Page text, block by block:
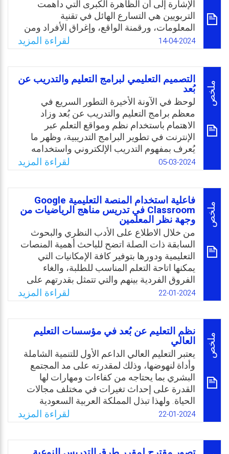
المعلم؟ وتساعد على إرساء اسس للتفكير
الابداعي لدى المتعلم؟
WhatsApp
Facebook
Twitter
Email
الإشارة إلى أن الظاهرة الكبرى التي داهمت
التربويين هي التسارع الهائل في تقنية
المعلومات، ورقمنة الواقع، وإغراق الأفراد ومن
بينهم الطلبة بالتفاصيل الرقمية، وهنا ظهرت
مشكلة البعض الذين تأخروا عن قطار التربية
الرقمية، مشككين بدورها وأهميتها، متغافلين أن
الواقع يفرض أدواته الجديدة والتي لا بد من
امتلاكها لمواكبة تغييرات الحياة الجديدة. وظهرت
الفجوة الحاصلة بين مستوى الطلبة ومعلميهم
بالتعاطي الفعّال مع الحياة الرقمية، بالإضافة
لظهور مشكلة رفض بعض الأكاديميين مواكبة
التطور وتمسكهم بالطرق التقليدية. وجاءت هذه
الدراسة لمعرفة أثر التربية الرقمية على التعليم
الجامعي، معوقاته، وأهمية التربية الرقمية في
العملية التربوية.
WhatsApp
Facebook
Twitter
Email
14-04-2024 لقراءة المزيد
ملخص
التصميم التعليمي لبرامج التعليم والتدريب عن
بُعد
لوحظ في الآونة الأخيرة التطور السريع في
معظم برامج التعليم والتدريب عن بُعد وزاد
الاهتمام باستخدام نظم ومواقع التعلم عبر
الإنترنت في تطوير البرامج التدريبية، وظهر ما
يُعرف بمفهوم التدريب الإلكتروني واستخدامه
للحد من الفروق الاجتماعية والثقافية وتخطي
قيود الزمان والمكان والتكلفة المادية؛ ومن هنا
جاء الاهتمام بمجال التصميم التعليمي في كافة
البرامج التدريبية والتعليمية عن بُعد، حيث
ستتناول هذه الورقة مفهوم وأهمية التصميم
التعليمي لبرامج التعليم والتدريب عن بُعد،
وخصائص وخطوات التصميم التعليمي في برامج
التدريب والتعليم عن بُعد، ومبادئ التصميم
التعليمي في التعليم والتدريب عن بُعد، ومعوقات
استخدام التصميم التعليمي لبرامج التعليم
والتدريب عن بُعد.
WhatsApp
Facebook
Twitter
Email
05-03-2024 لقراءة المزيد
ملخص
فاعلية استخدام المنصة التعليمية Google
Classroom في تدريس مناهج الرياضيات من
وجهة نظر المعلمين
من خلال الاطلاع على الأدب النظري والبحوث
السابقة ذات الصلة اتضح للباحث أهمية المنصات
التعليمية ودورها بتوفير كافة الإمكانيات التي
يمكنها اتاحة التعلم المناسب للطلبة، والغاء
الفروق الفردية بينهم والتي تتمثل بقدرتهم على
اكتساب المعلومات والوقت الذي تتطلبه هذه
العملية، واتاحة الفرصة لهم للتعلم عن بُعد في
ظل جائحة كورونا دون أي عوائق. ونظرًا لقلة
الدراسات التي تطرقت لفاعلية تدريس مناهج
الرياضيات باستخدام منصة Google Classroom
على الصعيدين المحلي والعربي برزت مشكلة
الدراسة التي تمحورت حول فاعلية استخدام
المنصة Google Classroom في تدريس مناهج
الرياضيات من وجهة نظر المعلمين.
WhatsApp
Facebook
Twitter
Email
22-01-2024 لقراءة المزيد
ملخص
نظم التعليم عن بُعد في مؤسسات التعليم
العالي
يعتبر التعليم العالي الداعم الأول للتنمية الشاملة
وأداة لنهوضها، وذلك لمقدرته على مد المجتمع
البشري بما يحتاجه من كفاءات ومهارات لها
القدرة على إحداث تغيرات في مختلف مجالات
الحياة. ولهذا تبذل المملكة العربية السعودية
جهودًا كبيرة في سبيل تطوير التعليم العالي لبناء
منظومة تعليمية قوية تنافسيه تواكب تطورات
العصر الحالي. وتعتبر نظم التعليم عن بُعد أهم
التطورات التي طالت التعليم العالي وذلك لما
22-01-2024 لقراءة المزيد